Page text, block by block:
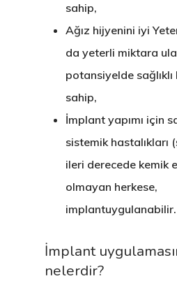
sahip,
Ağız hijyenini iyi
da yeterli miktara
potansiyelde sağlıklı
sahip,
İmplant yapımı için
sistemik hastalıkları
ileri derecede kemik
olmayan herkese,
implantuygulanabilir.
İmplant
nelerdir?